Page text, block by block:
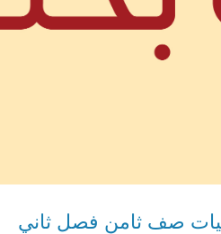
صف ثامن فصل ثاني